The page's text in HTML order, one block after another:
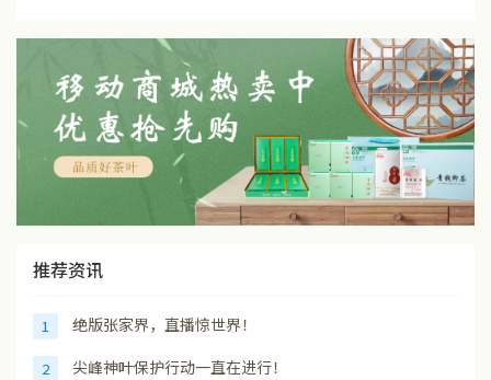
推荐资讯
1 绝版张家界，直播惊世界！
2 尖峰神叶保护行动一直在进行！